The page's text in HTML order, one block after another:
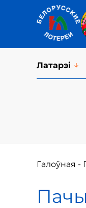
Латарэi
Галоўная -